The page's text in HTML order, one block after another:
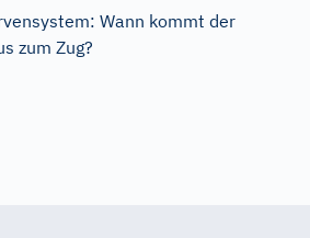
Wann kommt der
zum Zug?